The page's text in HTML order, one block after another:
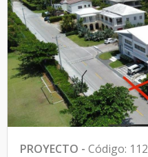
PROYECTO - Código: